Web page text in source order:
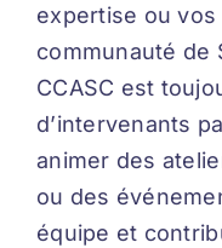
expertise ou vos
communauté de
CCASC est
d’intervenants
animer des
ou des
équipe et